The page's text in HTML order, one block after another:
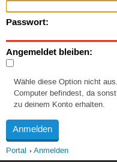
Passwort:
Angemeldet bleiben:
Wähle diese Option nicht
Computer befindest, da
zu deinem Konto erhalten.
Portal Anmelden